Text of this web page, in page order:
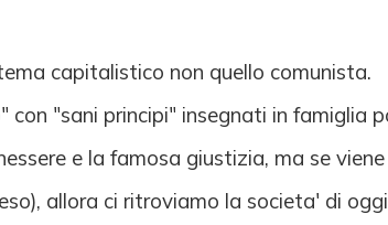
capitalistico non quello comunista.
"sani principi" insegnati in famiglia
e la famosa giustizia, ma se
allora ci ritroviamo la societa' di